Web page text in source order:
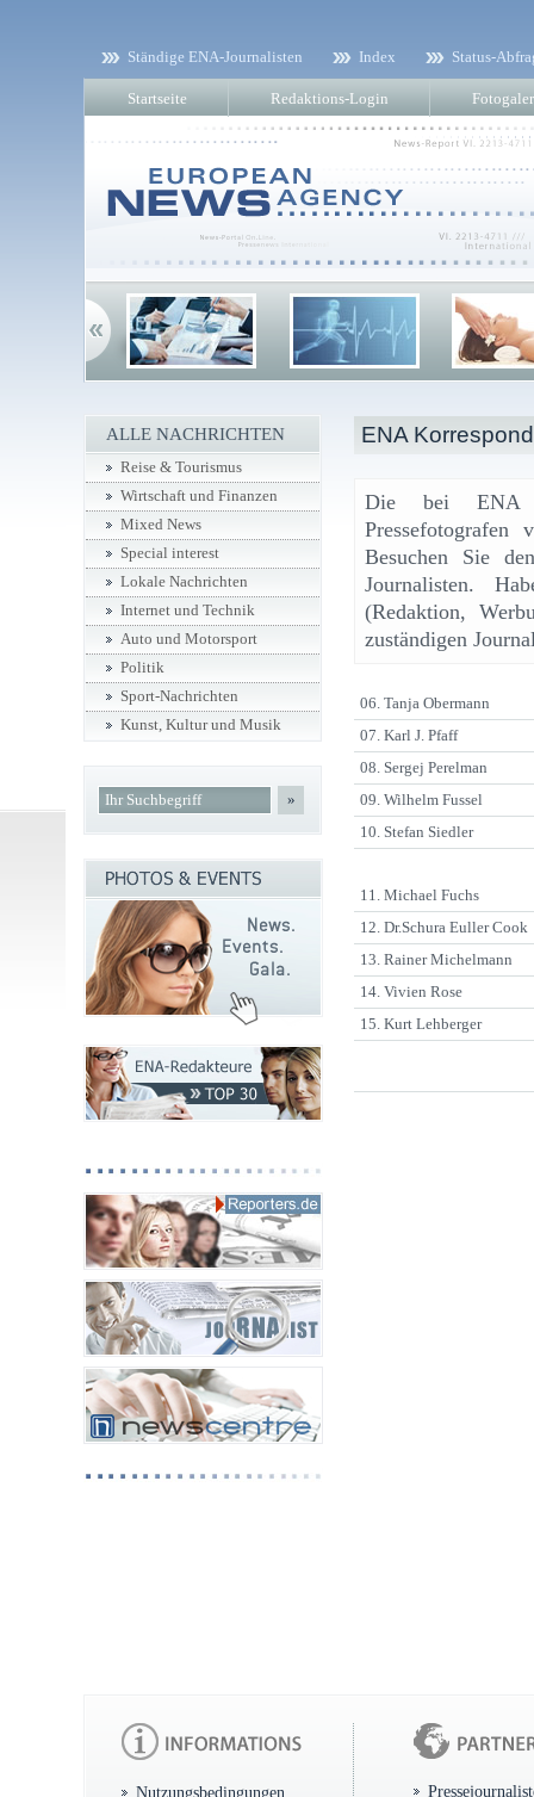
Ständige ENA-Journalisten Index Status-
Startseite Redaktions-Login
ENA
Die bei ENA
Pressefotografen
Besuchen Sie
Journalisten.
(Redaktion,
zuständigen
06. Tanja Obermann
07. Karl J. Pfaff
08. Sergej Perelman
09. Wilhelm Fussel
10. Stefan Siedler
11. Michael Fuchs
12. Dr.Schura Euller Cook
13. Rainer Michelmann
14. Vivien Rose
15. Kurt Lehberger
ALLE NACHRICHTEN
Reise & Tourismus
Wirtschaft und Finanzen
Mixed News
Special interest
Lokale Nachrichten
Internet und Technik
Auto und Motorsport
Politik
Sport-Nachrichten
Kunst, Kultur und Musik
»
Nutzungsbedingungen